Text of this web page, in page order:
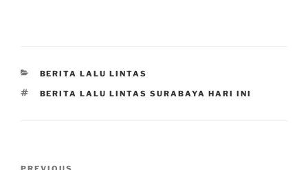
CATEGORIES
BERITA LALU LINTAS
TAGS
BERITA LALU LINTAS SURABAYA HARI INI